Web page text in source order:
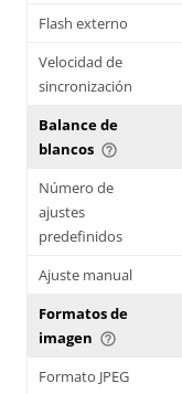
Flash externo
Velocidad de
sincronización
Balance de
blancos help_outline
Número de
ajustes
predefinidos
Ajuste manual
Formatos de
imagen help_outline
Formato JPEG